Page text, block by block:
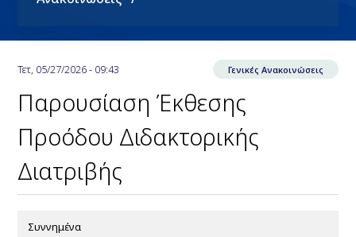
Τετ, 05/27/2026 - 09:43 Γενικές Ανακοινώσεις
Παρουσίαση Έκθεσης
Προόδου Διδακτορικής
Διατριβής
Συννημένα